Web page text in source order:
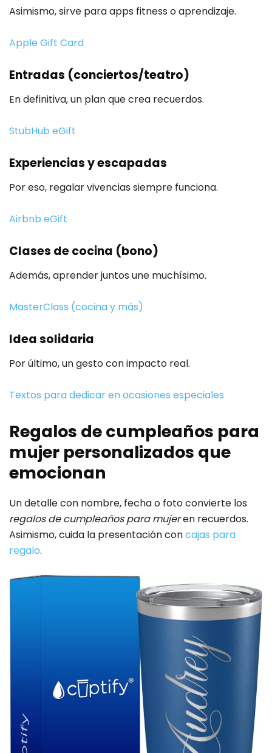
Asimismo, sirve para apps fitness o aprendizaje.
Apple Gift Card
Entradas (conciertos/teatro)
En definitiva, un plan que crea recuerdos.
StubHub eGift
Experiencias y escapadas
Por eso, regalar vivencias siempre funciona.
Airbnb eGift
Clases de cocina (bono)
Además, aprender juntos une muchísimo.
MasterClass (cocina y más)
Idea solidaria
Por último, un gesto con impacto real.
Textos para dedicar en ocasiones especiales
Regalos de cumpleaños para
mujer personalizados que
emocionan
Un detalle con nombre, fecha o foto convierte los
regalos de cumpleaños para mujeren recuerdos.
Asimismo, cuida la presentación concajas para
regalo.